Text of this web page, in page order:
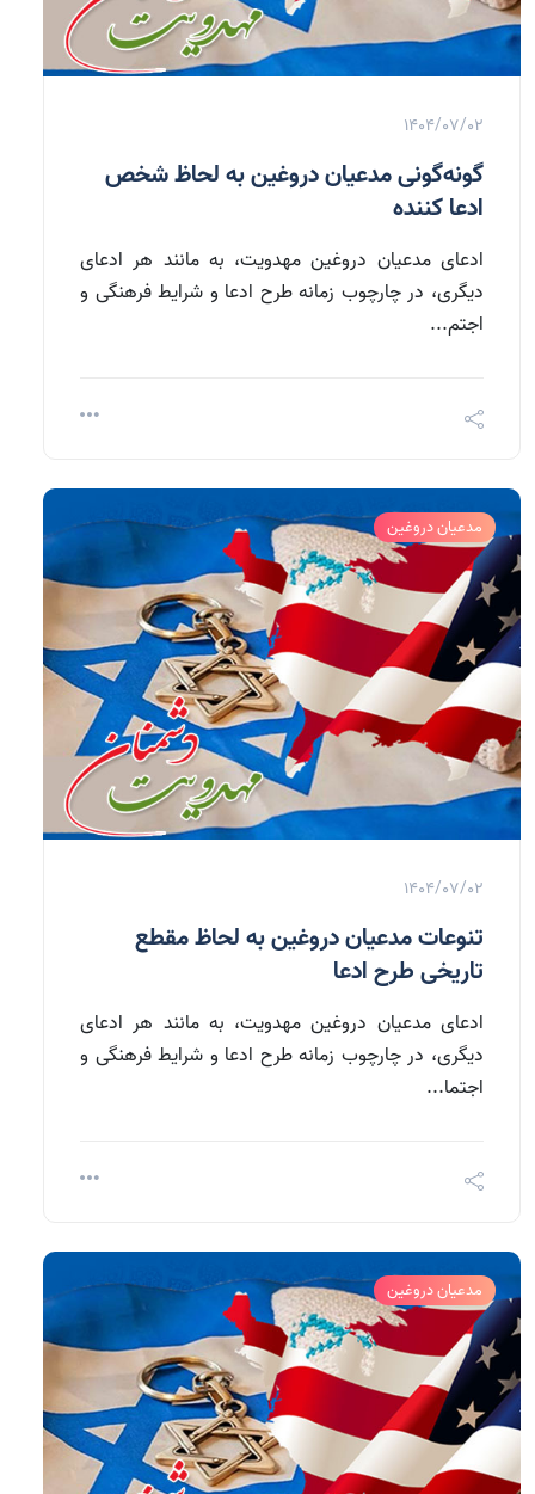
1404/07/02
گونه‌گونی مدعیان دروغین به لحاظ شخص
ادعا کننده
ادعای مدعیان دروغین مهدویت، به مانند هر ادعای
دیگری، در چارچوب زمانه طرح ادعا و شرایط فرهنگی و
اجتم...
مدعیان دروغین
1404/07/02
تنوعات مدعیان دروغین به لحاظ مقطع
تاریخی طرح ادعا
ادعای مدعیان دروغین مهدویت، به مانند هر ادعای
دیگری، در چارچوب زمانه طرح ادعا و شرایط فرهنگی و
اجتما...
مدعیان دروغین